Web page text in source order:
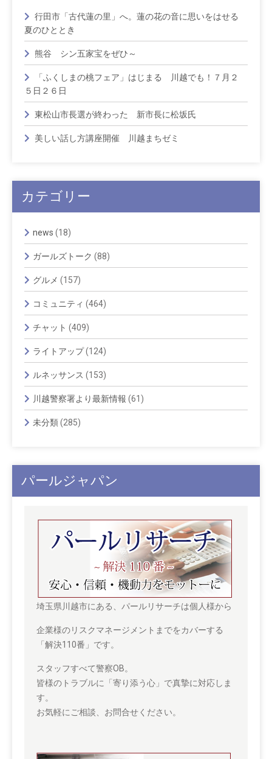
行田市「古代蓮の里」へ。蓮の花の音に思いをはせる
夏のひととき
熊谷 シン五家宝をぜひ～
「ふくしまの桃フェア」はじまる 川越でも！７月２
５日２６日
東松山市長選が終わった 新市長に松坂氏
美しい話し方講座開催 川越まちゼミ
カテゴリー
news (18)
ガールズトーク (88)
グルメ (157)
コミュニティ (464)
チャット (409)
ライトアップ(124)
ルネッサンス (153)
川越警察署より最新情報 (61)
未分類(285)
パールジャパン
埼玉県川越市にある、パールリサーチは個人様から
企業様のリスクマネージメントまでをカバーする
「解決110番」です。
スタッフすべて警察OB。
皆様のトラブルに「寄り添う心」で真摯に対応しま
す。
お気軽にご相談、お問合せください。